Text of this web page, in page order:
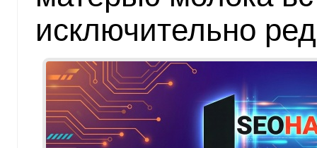
исключительно